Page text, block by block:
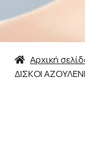
Αρχική
ΔΙΣΚΟΙ